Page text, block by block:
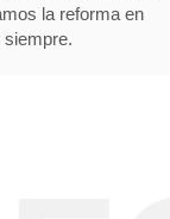
la reforma en
siempre.